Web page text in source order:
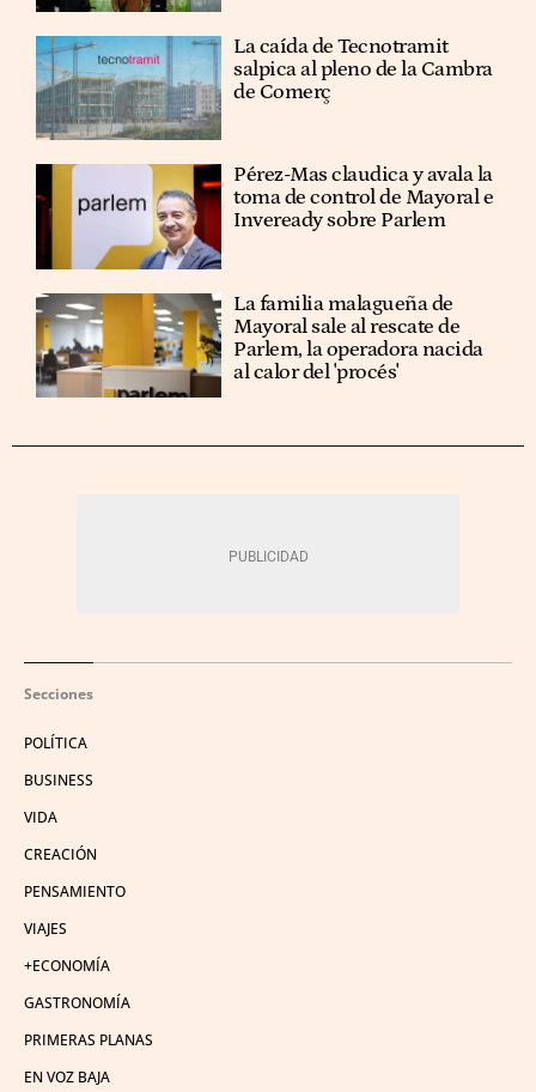
La caída de Tecnotramit
salpica al pleno de la Cambra
de Comerç
Pérez-Mas claudica y avala la
toma de control de Mayoral e
Inveready sobre Parlem
La familia malagueña de
Mayoral sale al rescate de
Parlem, la operadora nacida
al calor del 'procés'
Secciones
POLÍTICA
BUSINESS
VIDA
CREACIÓN
PENSAMIENTO
VIAJES
+ECONOMÍA
GASTRONOMÍA
PRIMERAS PLANAS
EN VOZ BAJA